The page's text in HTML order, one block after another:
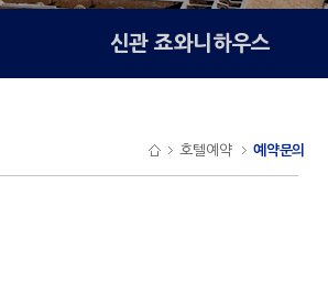
신관 죠와니하우스
호텔예약 예약문의